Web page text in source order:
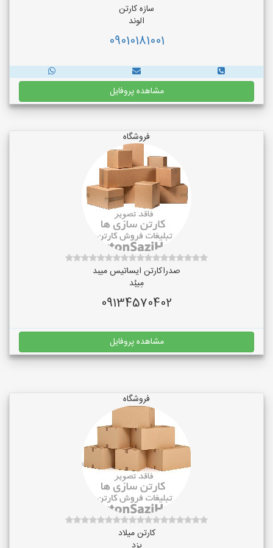
سازه کارتن
الوند
09010181001
مشاهده پروفایل
فروشگاه
صدراکارتن ایساتیس میبد
مِیبُد
09134570402
مشاهده پروفایل
فروشگاه
کارتن میلاد